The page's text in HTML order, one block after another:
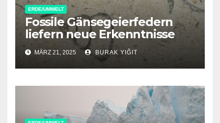
ERDE/UMWELT
Fossile Gänsegeierfedern
liefern neue Erkenntnisse
über ungewöhnliche
Vulkanversteinerung
MÄRZ 21, 2025 BURAK YIĞIT